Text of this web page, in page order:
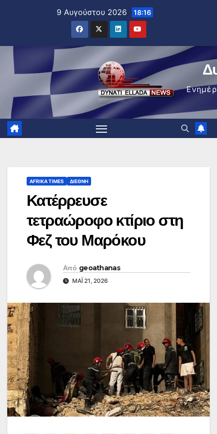
9 Αυγούστου 2026 18:16
AFRIKA TIMES ΔΙΕΘΝΉ
Κατέρρευσε
τετραώροφο κτίριο στη
Φεζ του Μαρόκου
Από geoathanas
ΜΆΙ 21, 2026